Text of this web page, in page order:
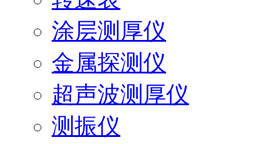
涂层测厚仪
金属探测仪
超声波测厚仪
测振仪